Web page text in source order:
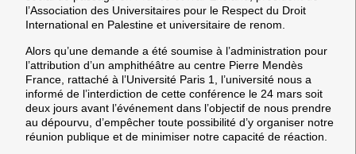
l’Association des Universitaires pour le Respect du Droit
International en Palestine et universitaire de renom.
Alors qu’une demande a été soumise à l’administration pour
l’attribution d’un amphithéâtre au centre Pierre Mendès
France, rattaché à l’Université Paris 1, l’université nous a
informé de l’interdiction de cette conférence le 24 mars soit
deux jours avant l’événement dans l’objectif de nous prendre
au dépourvu d’empêcher toute possibilité d’y organiser notre
réunion publique et de minimiser notre capacité de réaction.